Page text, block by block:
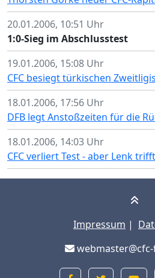
20.01.2006, 10:51 Uhr
1:0-Sieg im Abschlusstest
19.01.2006, 15:08 Uhr
CFC besiegt türkischen
18.01.2006, 17:56 Uhr
DFB legt Anstoßzeiten für die
18.01.2006, 14:03 Uhr
CFC verliert Test - aber Lenk trifft
Impressum |